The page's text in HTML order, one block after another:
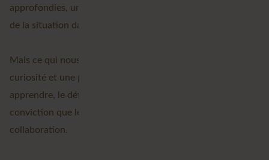
approfondies, un sens aigu des affaires et une vision claire
de la situation dans son ensemble.
Mais ce qui nous unit est plus qu'un savoir-faire : c'est une
curiosité et une passion partagées, l'envie de continuer à
apprendre, le défi de penser au-delà du possible et la
conviction que les meilleures solutions naissent de la
collaboration.